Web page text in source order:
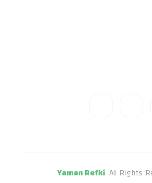
Yaman Refki. All Rights